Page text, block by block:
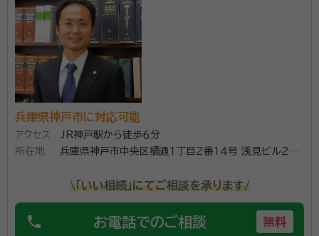
兵庫県神戸市に対応可能
アクセス
JR神戸駅から徒歩６分
所在地
兵庫県神戸市中央区橘通１丁目２番１４号 浅見ビル２階
\「いい相続」にてご相談を承ります/
phone お電話でのご相談 無料